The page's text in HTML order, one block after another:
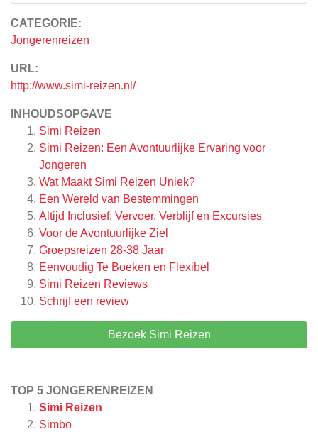
CATEGORIE:
Jongerenreizen
URL:
http://www.simi-reizen.nl/
INHOUDSOPGAVE
Simi Reizen
Simi Reizen: Een Avontuurlijke Ervaring voor
Jongeren
Wat Maakt Simi Reizen Uniek?
Een Wereld van Bestemmingen
Altijd Inclusief: Vervoer, Verblijf en Excursies
Voor de Avontuurlijke Ziel
Groepsreizen 28-38 Jaar
Eenvoudig Te Boeken en Flexibel
Simi Reizen Reviews
Schrijf een review
Bezoek Simi Reizen
TOP 5 JONGERENREIZEN
Simi Reizen
Simbo